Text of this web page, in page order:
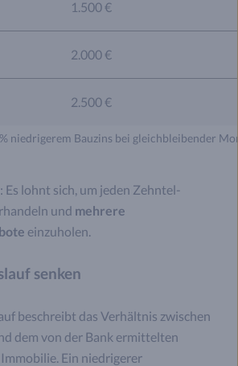
niedrigerem Bauzins bei gleichbleibender
1.500 €
2.000 €
2.500 €
Es lohnt sich, um jeden Zehntel-
und mehrere
einzuholen.
senken
beschreibt das Verhältnis zwischen
dem von der Bank ermittelten
Ein niedrigerer